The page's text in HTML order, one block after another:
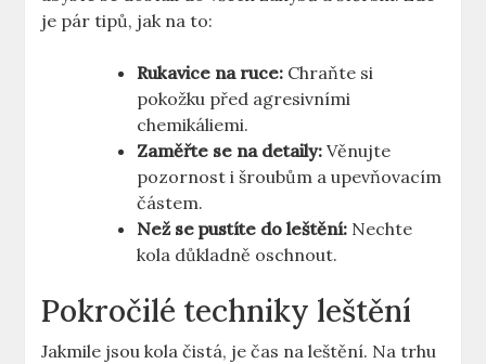
je pár tipů, jak na ‌to:
Rukavice na ruce: Chraňte si
pokožku před agresivními
chemikáliemi.
Zaměřte ‌se na detaily: ​Věnujte
⁣pozornost i šroubům a upevňovacím
částem.
Než se pustíte do leštění: Nechte
kola​ důkladně oschnout.
Pokročilé techniky leštění
Jakmile jsou kola čistá, je čas na leštění. Na trhu